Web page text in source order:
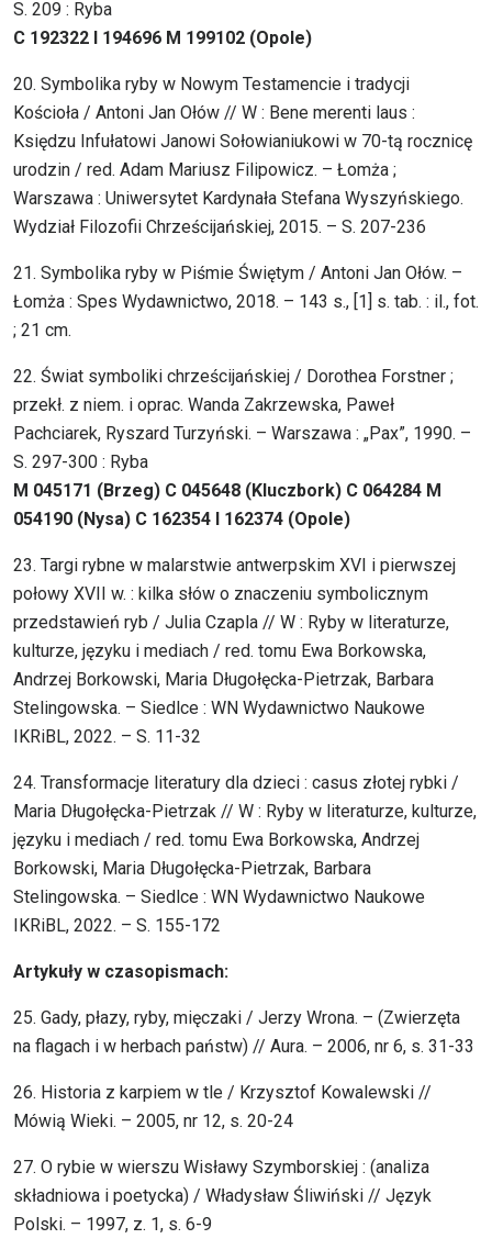
S. 209 : Ryba
C 192322 I 194696 M 199102 (Opole)
20. Symbolika ryby w Nowym Testamencie i tradycji
Kościoła / Antoni Jan Ołów // W : Bene merenti laus :
Księdzu Infułatowi Janowi Sołowianiukowi w 70-tą rocznicę
urodzin / red. Adam Mariusz Filipowicz. – Łomża ;
Warszawa : Uniwersytet Kardynała Stefana Wyszyńskiego.
Wydział Filozofii Chrześcijańskiej, 2015. – S. 207-236
21. Symbolika ryby w Piśmie Świętym / Antoni Jan Ołów. –
Łomża : Spes Wydawnictwo, 2018. – 143 s., [1] s. tab. : il., fot.
; 21 cm.
22. Świat symboliki chrześcijańskiej / Dorothea Forstner ;
przekł. z niem. i oprac. Wanda Zakrzewska, Paweł
Pachciarek, Ryszard Turzyński. – Warszawa : „Pax”, 1990. –
S. 297-300 : Ryba
M 045171 (Brzeg) C 045648 (Kluczbork) C 064284 M
054190 (Nysa) C 162354 I 162374 (Opole)
23. Targi rybne w malarstwie antwerpskim XVI i pierwszej
połowy XVII w. : kilka słów o znaczeniu symbolicznym
przedstawień ryb / Julia Czapla // W : Ryby w literaturze,
kulturze, języku i mediach / red. tomu Ewa Borkowska,
Andrzej Borkowski, Maria Długołęcka-Pietrzak, Barbara
Stelingowska. – Siedlce : WN Wydawnictwo Naukowe
IKRiBL, 2022. – S. 11-32
24. Transformacje literatury dla dzieci : casus złotej rybki /
Maria Długołęcka-Pietrzak // W : Ryby w literaturze, kulturze,
języku i mediach / red. tomu Ewa Borkowska, Andrzej
Borkowski, Maria Długołęcka-Pietrzak, Barbara
Stelingowska. – Siedlce : WN Wydawnictwo Naukowe
IKRiBL, 2022. – S. 155-172
Artykuły w czasopismach:
25. Gady, płazy, ryby, mięczaki / Jerzy Wrona. – (Zwierzęta
na flagach i w herbach państw) // Aura. – 2006, nr 6, s. 31-33
26. Historia z karpiem w tle / Krzysztof Kowalewski //
Mówią Wieki. – 2005, nr 12, s. 20-24
27. O rybie w wierszu Wisławy Szymborskiej : (analiza
składniowa i poetycka) / Władysław Śliwiński // Język
Polski. – 1997, z. 1, s. 6-9